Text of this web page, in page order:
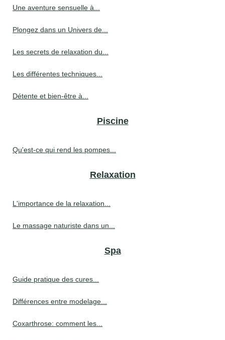
Une aventure sensuelle à...
Plongez dans un Univers de...
Les secrets de relaxation du...
Les différentes techniques...
Détente et bien-être à...
Piscine
Qu'est-ce qui rend les pompes...
Relaxation
L'importance de la relaxation...
Le massage naturiste dans un...
Spa
Guide pratique des cures...
Différences entre modelage...
Coxarthrose: comment les...